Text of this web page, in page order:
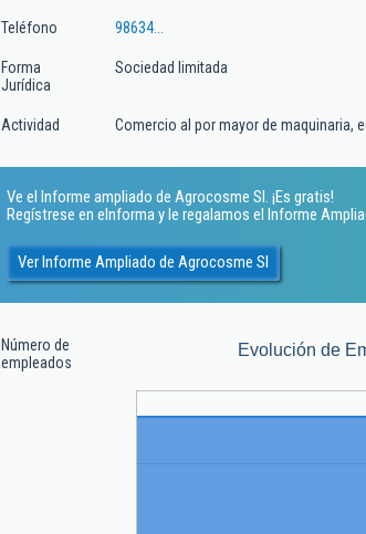
Teléfono 98634...
Forma
Jurídica
Sociedad limitada
Actividad Comercio al por mayor de maquinaria,
Ve el Informe ampliado de Agrocosme Sl. ¡Es gratis!
Regístrese en eInforma y le regalamos el Informe
Ver Informe Ampliado de Agrocosme Sl
Número de
empleados
Evolución de